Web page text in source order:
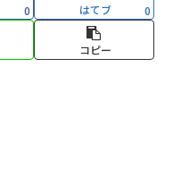
0 はてブ 0
コピー